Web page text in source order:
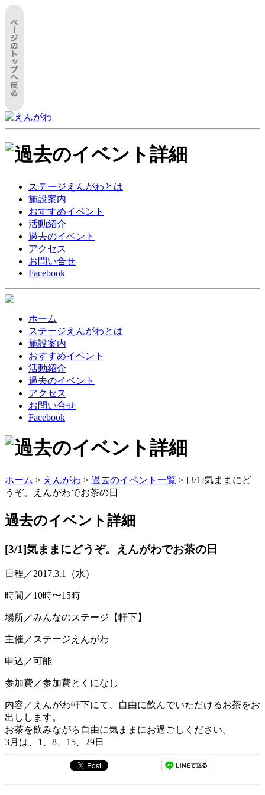
ステージえんがわとは
施設案内
おすすめイベント
活動紹介
過去のイベント
アクセス
お問い合せ
Facebook
ホーム
ステージえんがわとは
施設案内
おすすめイベント
活動紹介
過去のイベント
アクセス
お問い合せ
Facebook
ホーム > えんがわ > 過去のイベント一覧 > [3/1]気ままにど
うぞ。えんがわでお茶の日
過去のイベント詳細
[3/1]気ままにどうぞ。えんがわでお茶の日
日程／2017.3.1（水）
時間／10時〜15時
場所／みんなのステージ【軒下】
主催／ステージえんがわ
申込／可能
参加費／参加費とくになし
内容／えんがわ軒下にて、自由に飲んでいただけるお茶をお
出しします。
お茶を飲みながら自由に気ままにお過ごしください。
3月は、1、8、15、29日